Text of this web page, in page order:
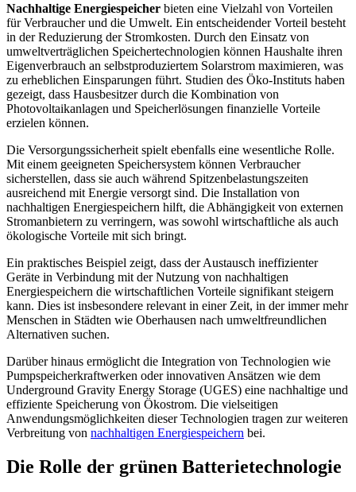
Nachhaltige Energiespeicher bieten eine Vielzahl von Vorteilen
für Verbraucher und die Umwelt. Ein entscheidender Vorteil besteht
in der Reduzierung der Stromkosten. Durch den Einsatz von
umweltverträglichen Speichertechnologien können Haushalte ihren
Eigenverbrauch an selbstproduziertem Solarstrom maximieren, was
zu erheblichen Einsparungen führt. Studien des Öko-Instituts haben
gezeigt, dass Hausbesitzer durch die Kombination von
Photovoltaikanlagen und Speicherlösungen finanzielle Vorteile
erzielen können.
Die Versorgungssicherheit spielt ebenfalls eine wesentliche Rolle.
Mit einem geeigneten Speichersystem können Verbraucher
sicherstellen, dass sie auch während Spitzenbelastungszeiten
ausreichend mit Energie versorgt sind. Die Installation von
nachhaltigen Energiespeichern hilft, die Abhängigkeit von externen
Stromanbietern zu verringern, was sowohl wirtschaftliche als auch
ökologische Vorteile mit sich bringt.
Ein praktisches Beispiel zeigt, dass der Austausch ineffizienter
Geräte in Verbindung mit der Nutzung von nachhaltigen
Energiespeichern die wirtschaftlichen Vorteile signifikant steigern
kann. Dies ist insbesondere relevant in einer Zeit, in der immer mehr
Menschen in Städten wie Oberhausen nach umweltfreundlichen
Alternativen suchen.
Darüber hinaus ermöglicht die Integration von Technologien wie
Pumpspeicherkraftwerken oder innovativen Ansätzen wie dem
Underground Gravity Energy Storage (UGES) eine nachhaltige und
effiziente Speicherung von Ökostrom. Die vielseitigen
Anwendungsmöglichkeiten dieser Technologien tragen zur weiteren
Verbreitung von nachhaltigen Energiespeichern bei.
Die Rolle der grünen Batterietechnologie